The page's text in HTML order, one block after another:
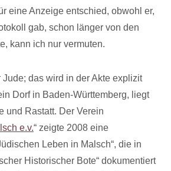
eine Anzeige entschied, obwohl er,
gab, schon länger von den
kann ich nur vermuten.
das wird in der Akte explizit
Dorf in Baden-Württemberg, liegt
und Rastatt. Der Verein
e.v.“ zeigte 2008 eine
Leben in Malsch“, die in
Historischer Bote“ dokumentiert